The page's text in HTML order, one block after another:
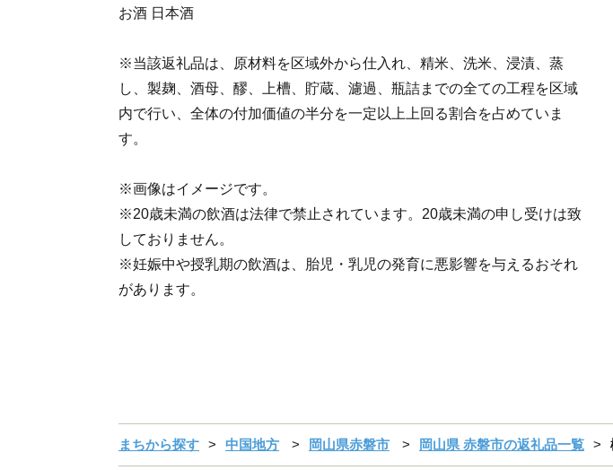
お酒 日本酒
※当該返礼品は、原材料を区域外から仕入れ、精米、洗米、浸漬、蒸
し、製麹、酒母、醪、上槽、貯蔵、濾過、瓶詰までの全ての工程を区域
内で行い、全体の付加価値の半分を一定以上上回る割合を占めていま
す。
※画像はイメージです。
※20歳未満の飲酒は法律で禁止されています。20歳未満の申し受けは致
しておりません。
※妊娠中や授乳期の飲酒は、胎児・乳児の発育に悪影響を与えるおそれ
があります。
まちから探す 中国地方 岡山県赤磐市 岡山県 赤磐市の返礼品一覧